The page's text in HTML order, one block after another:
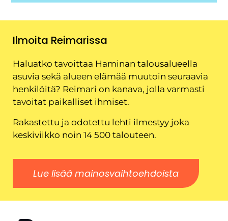
Ilmoita Reimarissa
Haluatko tavoittaa Haminan talousalueella
asuvia sekä alueen elämää muutoin seuraavia
henkilöitä? Reimari on kanava, jolla varmasti
tavoitat paikalliset ihmiset.
Rakastettu ja odotettu lehti ilmestyy joka
keskiviikko noin 14 500 talouteen.
Lue lisää mainosvaihtoehdoista